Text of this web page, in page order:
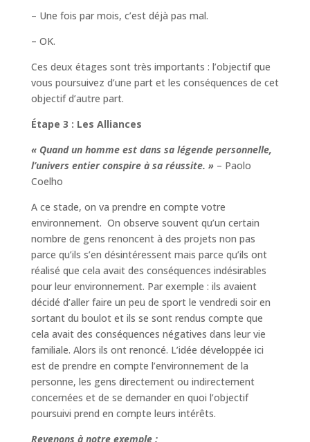
– Une fois par mois, c’est déjà pas mal.
– OK.
Ces deux étages sont très importants : l’objectif que
vous poursuivez d’une part et les conséquences de cet
objectif d’autre part.
Étape 3 : Les Alliances
« Quand un homme est dans sa légende personnelle,
l’univers entier conspire à sa réussite. »– Paolo
Coelho
A ce stade, on va prendre en compte votre
environnement. On observe souvent qu’un certain
nombre de gens renoncent à des projets non pas
parce qu’ils s’en désintéressent mais parce qu’ils ont
réalisé que cela avait des conséquences indésirables
pour leur environnement. Par exemple : ils avaient
décidé d’aller faire un peu de sport le vendredi soir en
sortant du boulot et ils se sont rendus compte que
cela avait des conséquences négatives dans leur vie
familiale. Alors ils ont renoncé. L’idée développée ici
est de prendre en compte l’environnement de la
personne, les gens directement ou indirectement
concernées et de se demander en quoi l’objectif
poursuivi prend en compte leurs intérêts.
Revenons à notre exemple :